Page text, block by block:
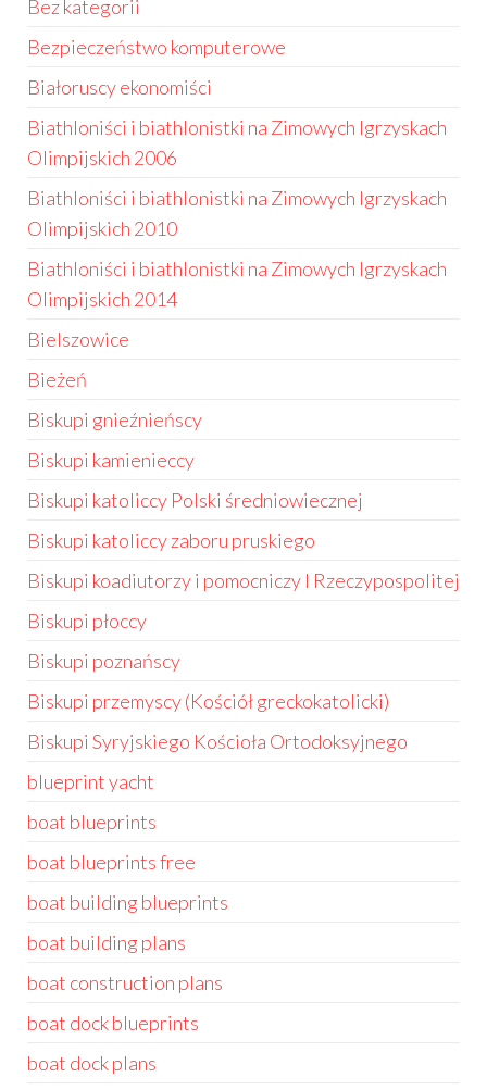
Bez kategorii
Bezpieczeństwo komputerowe
Białoruscy ekonomiści
Biathloniści i biathlonistki na Zimowych Igrzyskach
Olimpijskich 2006
Biathloniści i biathlonistki na Zimowych Igrzyskach
Olimpijskich 2010
Biathloniści i biathlonistki na Zimowych Igrzyskach
Olimpijskich 2014
Bielszowice
Bieżeń
Biskupi gnieźnieńscy
Biskupi kamienieccy
Biskupi katoliccy Polski średniowiecznej
Biskupi katoliccy zaboru pruskiego
Biskupi koadiutorzy i pomocniczy I Rzeczypospolitej
Biskupi płoccy
Biskupi poznańscy
Biskupi przemyscy (Kościół greckokatolicki)
Biskupi Syryjskiego Kościoła Ortodoksyjnego
blueprint yacht
boat blueprints
boat blueprints free
boat building blueprints
boat building plans
boat construction plans
boat dock blueprints
boat dock plans